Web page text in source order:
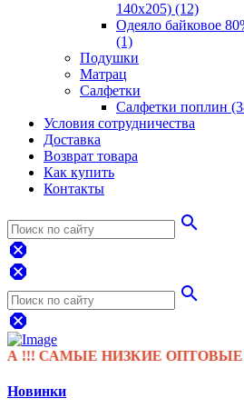
140х205) (12)
Одеяло байковое
(1)
Подушки
Матрац
Салфетки
Салфетки поплин
Условия сотрудничества
Доставка
Возврат товара
Как купить
Контакты
search
dangerous
dangerous
search
dangerous
НИЗКИЕ ОПТОВЫЕ ЦЕНЫ
Новинки